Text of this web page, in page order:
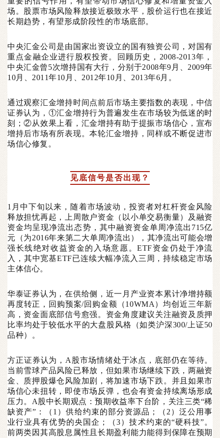
场。股票市场风险释放接近极致水平，股价运行也在接近
长期趋势，有望形成阶段性的市场底部。
中央汇金公司是由国家出资设立的国有独资公司，对国有
重点金融企业进行股权投资。回顾历史，2008-2013年，
中央汇金曾5次增持国有大行，分别于2008年9月、2009年
10月、2011年10月、2012年10月、2013年6月。
通过观察汇金增持时间点前后市场主要指数的表现，中信
证券认为，①汇金增持行为普遍发生在市场较为低迷的时
刻；②从效果上看，汇金增持有助于提振市场信心，宣布
增持后市场有所表现。本轮汇金增持，同样或不断促进市
场信心修复。
见底信号是否出现？
1月中下旬以来，随着市场波动，投资者对杠杆资金风险
释放担忧再起，上周散户资金（以小单交易衡量）及融资
资金均呈现净流出态势，其中融资资金单周净流出715亿
元（为2016年来第二大单周净流出），其净流出可能会增
强长线绝对收益资金的入场意愿。ETF资金仍处于净流
入，其中宽基ETF已连续大幅净流入三周，持续稳定市场
主体信心。
华泰证券认为，在供给侧，近一月产业资本累计净增持额
再度转正，回购预案/回购金额（10WMA）均创近三年新
高，资金面底部信号愈强。资金角度建议关注融资及质押
比率均处于较低水平的大盘股风格（如类沪深300/上证50
品种）。
方正证券认为，A股市场情绪处于冰点，底部仍在等待。
当前雪球产品风险已释放，但如果市场继续下跌，两融资
金、质押股爆仓风险加剧，将加速市场下跌。并且如果市
场信心未扭转，即使市场反弹，也会有资金持续离场形成
压力。A股中长期观点：预期收益率下台阶，关注三类“稀
缺资产”：（1）供给约束的部分资源品；（2）泛公用事
业行业具有优势的央国企；（3）技术约束的“硬科技”。
前两类因其高股息属性且长期盈利能力能得到保障在预期